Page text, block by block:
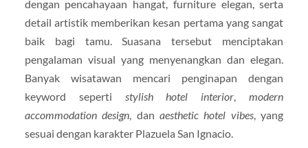
dengan pencahayaan hangat, furniture elegan, serta
detail artistik memberikan kesan pertama yang sangat
baik bagi tamu. Suasana tersebut menciptakan
pengalaman visual yang menyenangkan dan elegan.
Banyak wisatawan mencari penginapan dengan
keyword seperti stylish hotel interior,modern
accommodation design, dan aesthetic hotel vibes, yang
sesuai dengan karakter Plazuela San Ignacio.